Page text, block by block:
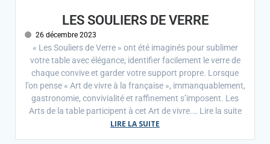
LES SOULIERS DE VERRE
26 décembre 2023
« Les Souliers de Verre » ont été imaginés pour sublimer
votre table avec élégance, identifier facilement le verre de
chaque convive et garder votre support propre. Lorsque
l’on pense « Art de vivre à la française », immanquablement,
gastronomie, convivialité et raffinement s’imposent. Les
Arts de la table participent à cet Art de vivre.… Lire la suite
LIRE LA SUITE